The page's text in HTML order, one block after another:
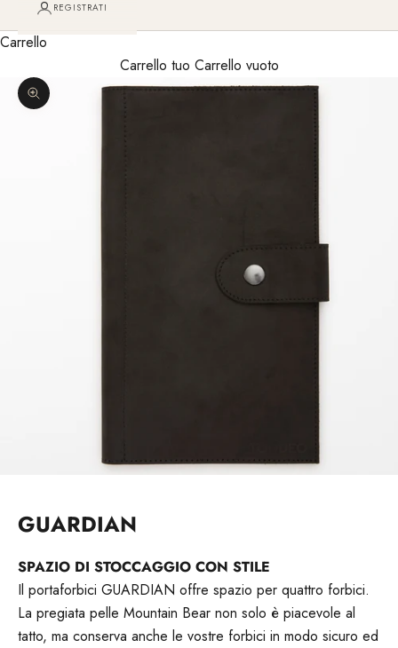
REGISTRATI
Carrello
Carrello tuo Carrello vuoto
Ingrandisci immagine
GUARDIAN
SPAZIO DI STOCCAGGIO CON STILE
Il portaforbici GUARDIAN offre spazio per quattro forbici.
La pregiata pelle Mountain Bear non solo è piacevole al
tatto, ma conserva anche le vostre forbici in modo sicuro ed